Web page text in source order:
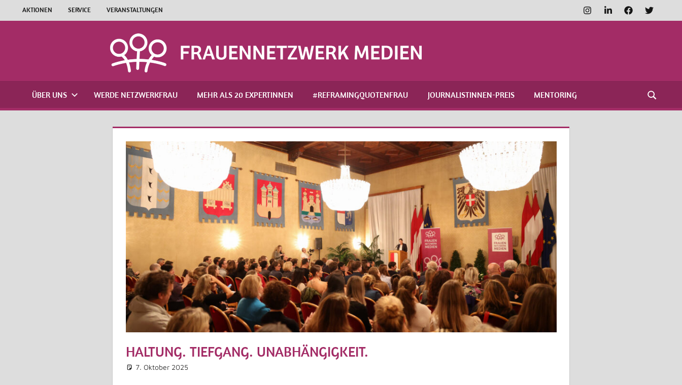
Inhalt
InstagramLinkedInFacebookTwitter
AKTIONEN SERVICE VERANSTALTUNGEN
ÜBER UNS WERDE NETZWERKFRAU MEHR ALS 20 EXPERTINNEN #REFRAMINGQUOTENFRAU JOURNALISTINNEN-PREIS MENTORING
HALTUNG. TIEFGANG. UNABHÄNGIGKEIT.
7. Oktober 2025